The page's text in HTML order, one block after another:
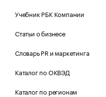
Учебник РБК Компании
Статьи о бизнесе
Словарь PR и маркетинга
Каталог по ОКВЭД
Каталог по регионам